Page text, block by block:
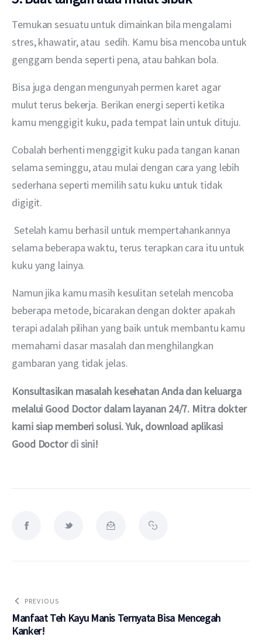
Temukan sesuatu untuk dimainkan bila mengalami
stres, khawatir, atau  sedih. Kamu bisa mencoba untuk
genggam benda seperti pena, atau bahkan bola.
Bisa juga dengan mengunyah permen karet agar
mulut terus bekerja. Berikan energi seperti ketika
kamu menggigit kuku, pada tempat lain untuk dituju.
Cobalah berhenti menggigit kuku pada tangan kanan
selama seminggu, atau mulai dengan cara yang lebih
sederhana seperti memilih satu kuku untuk tidak
digigit.
Setelah kamu berhasil untuk mempertahankannya
selama beberapa waktu, terus terapkan cara itu untuk
kuku yang lainya.
Namun jika kamu masih kesulitan setelah mencoba
beberapa metode, bicarakan dengan dokter apakah
terapi adalah pilihan yang baik untuk membantu kamu
memahami dasar masalah dan menghilangkan
gambaran yang tidak jelas.
Konsultasikan masalah kesehatan Anda dan keluarga
melalui Good Doctor dalam layanan 24/7. Mitra dokter
kami siap memberi solusi. Yuk, download aplikasi
Good Doctor di sini!
PREVIOUS
Manfaat Teh Kayu Manis Ternyata Bisa Mencegah
Kanker!